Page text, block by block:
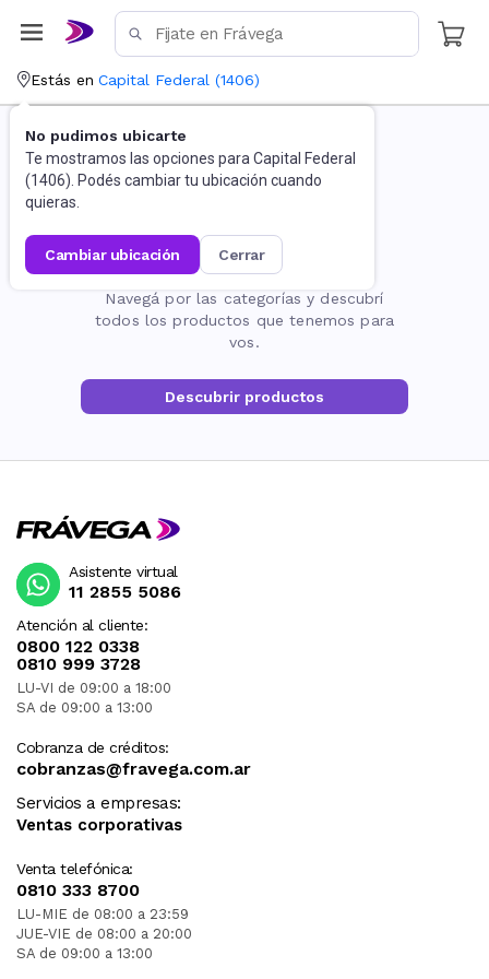
Estás en Capital Federal (1406)
No pudimos ubicarte
Te mostramos las opciones para Capital Federal
(1406). Podés cambiar tu ubicación cuando
quieras.
cambiar ubicación cerrar
La página no existe
Navegá por las categorías y descubrí
todos los productos que tenemos para
vos.
Descubrir productos
Atención al cliente:
0800 122 0338
0810 999 3728
LU-VI de 09:00 a 18:00
SA de 09:00 a 13:00
Cobranza de créditos:
cobranzas@fravega.com.ar
Servicios a empresas:
Ventas corporativas
Venta telefónica:
0810 333 8700
LU-MIE de 08:00 a 23:59
JUE-VIE de 08:00 a 20:00
SA de 09:00 a 13:00
Asistente virtual
11 2855 5086